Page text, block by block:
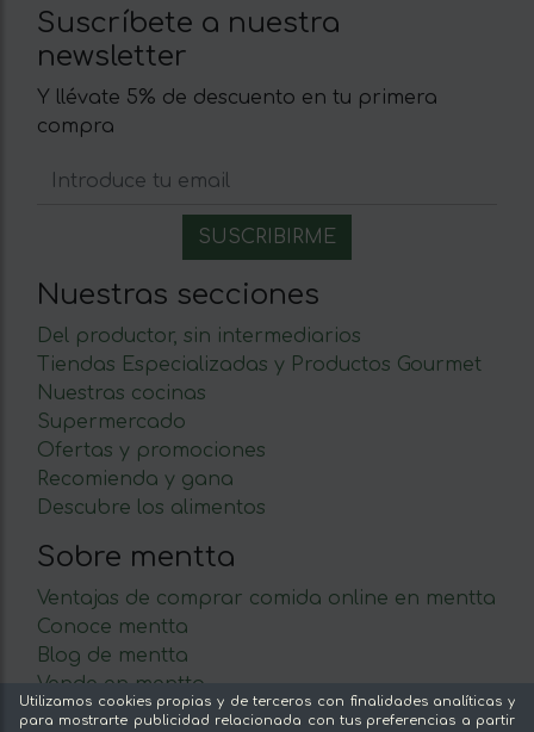
Suscríbete a nuestra
newsletter
Y llévate 5% de descuento en tu primera
compra
Nuestras secciones
Del productor, sin intermediarios
Tiendas Especializadas y Productos Gourmet
Nuestras cocinas
Supermercado
Ofertas y promociones
Recomienda y gana
Descubre los alimentos
Sobre mentta
Ventajas de comprar comida online en mentta
Conoce mentta
Blog de mentta
Vende en mentta
Fidelización
Utilizamos cookies propias y de terceros con finalidades analíticas y
para mostrarte publicidad relacionada con tus preferencias a partir